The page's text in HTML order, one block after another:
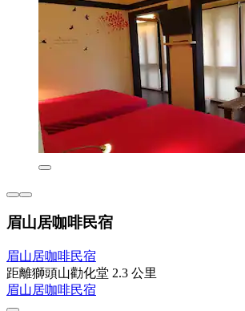
眉山居咖啡民宿
眉山居咖啡民宿
距離獅頭山勸化堂 2.3 公里
眉山居咖啡民宿